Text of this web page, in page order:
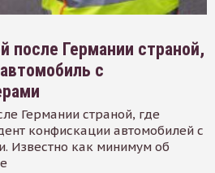
после Германии страной,
с
Германии страной, где
конфискации автомобилей с
Известно как минимум об